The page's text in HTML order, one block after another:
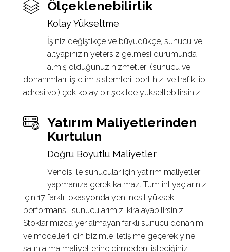
Ölçeklenebilirlik
Kolay Yükseltme
İşiniz değiştikçe ve büyüdükçe, sunucu ve
altyapınızın yetersiz gelmesi durumunda
almış olduğunuz hizmetleri (sunucu ve
donanımları, işletim sistemleri, port hızı ve trafik, ip
adresi vb.) çok kolay bir şekilde yükseltebilirsiniz.
Yatırım Maliyetlerinden
Kurtulun
Doğru Boyutlu Maliyetler
Venois ile sunucular için yatırım maliyetleri
yapmanıza gerek kalmaz. Tüm ihtiyaçlarınız
için 17 farklı lokasyonda yeni nesil yüksek
performanslı sunucularımızı kiralayabilirsiniz.
Stoklarımızda yer almayan farklı sunucu donanım
ve modelleri için bizimle iletişime geçerek yine
satın alma maliyetlerine girmeden, istediğiniz